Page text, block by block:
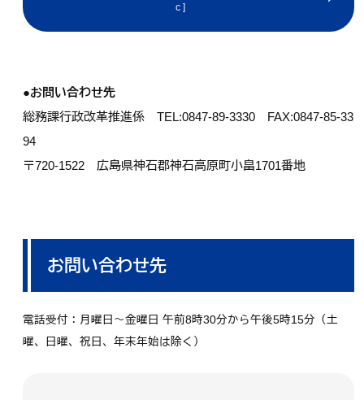
c ]
●お問い合わせ先
総務課行政改革推進係 TEL:0847-89-3330 FAX:0847-85-33
94
〒720-1522 広島県神石郡神石高原町小畠1701番地
お問い合わせ先
電話受付：月曜日～金曜日 午前8時30分から午後5時15分（土
曜、日曜、祝日、年末年始は除く）